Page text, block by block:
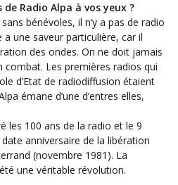
Radio Alpa à vos yeux ?
bénévoles, il n’y a pas de radio
une saveur particulière, car il
des ondes. On ne doit jamais
combat. Les premières radios qui
d’Etat de radiodiffusion étaient
émane d’une d’entres elles,
les 100 ans de la radio et le 9
anniversaire de la libération
(novembre 1981). La
une véritable révolution.